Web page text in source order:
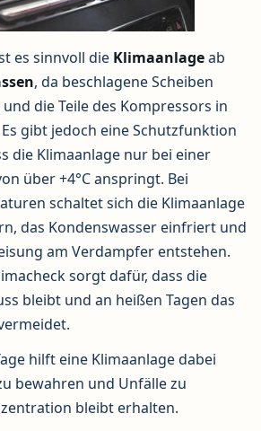
es sinnvoll die Klimaanlageab
, da beschlagene Scheiben
die Teile des Kompressors in
gibt jedoch eine Schutzfunktion
die Klimaanlage nur bei einer
über +4°C anspringt. Bei
schaltet sich die Klimaanlage
das Kondenswasser einfriert und
am Verdampfer entstehen.
sorgt dafür, dass die
bleibt und an heißen Tagen das
hilft eine Klimaanlage dabei
bewahren und Unfälle zu
bleibt erhalten.